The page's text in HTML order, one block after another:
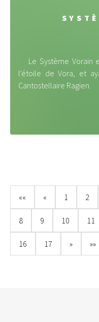
Le Système Vorain
l'étoile de Vora, et
Cantostellaire Ragien.
«« « 1 2
8 9 10 11
16 17 » »»